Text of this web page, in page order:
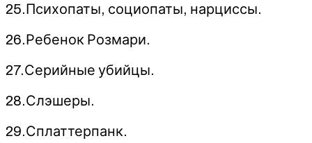
25.Психопаты, социопаты, нарциссы.
26.Ребенок Розмари.
27.Серийные убийцы.
28.Слэшеры.
29.Сплаттерпанк.